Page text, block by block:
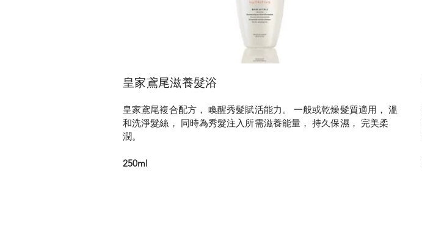
皇家鳶尾滋養髮浴
皇家鳶尾複合配方， 喚醒秀髮賦活能力。 一般或乾燥髮質適用， 溫
和洗淨髮絲， 同時為秀髮注入所需滋養能量， 持久保濕， 完美柔
潤。
250ml